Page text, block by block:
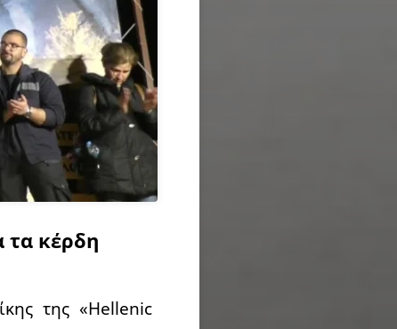
τα κέρδη
της «Hellenic